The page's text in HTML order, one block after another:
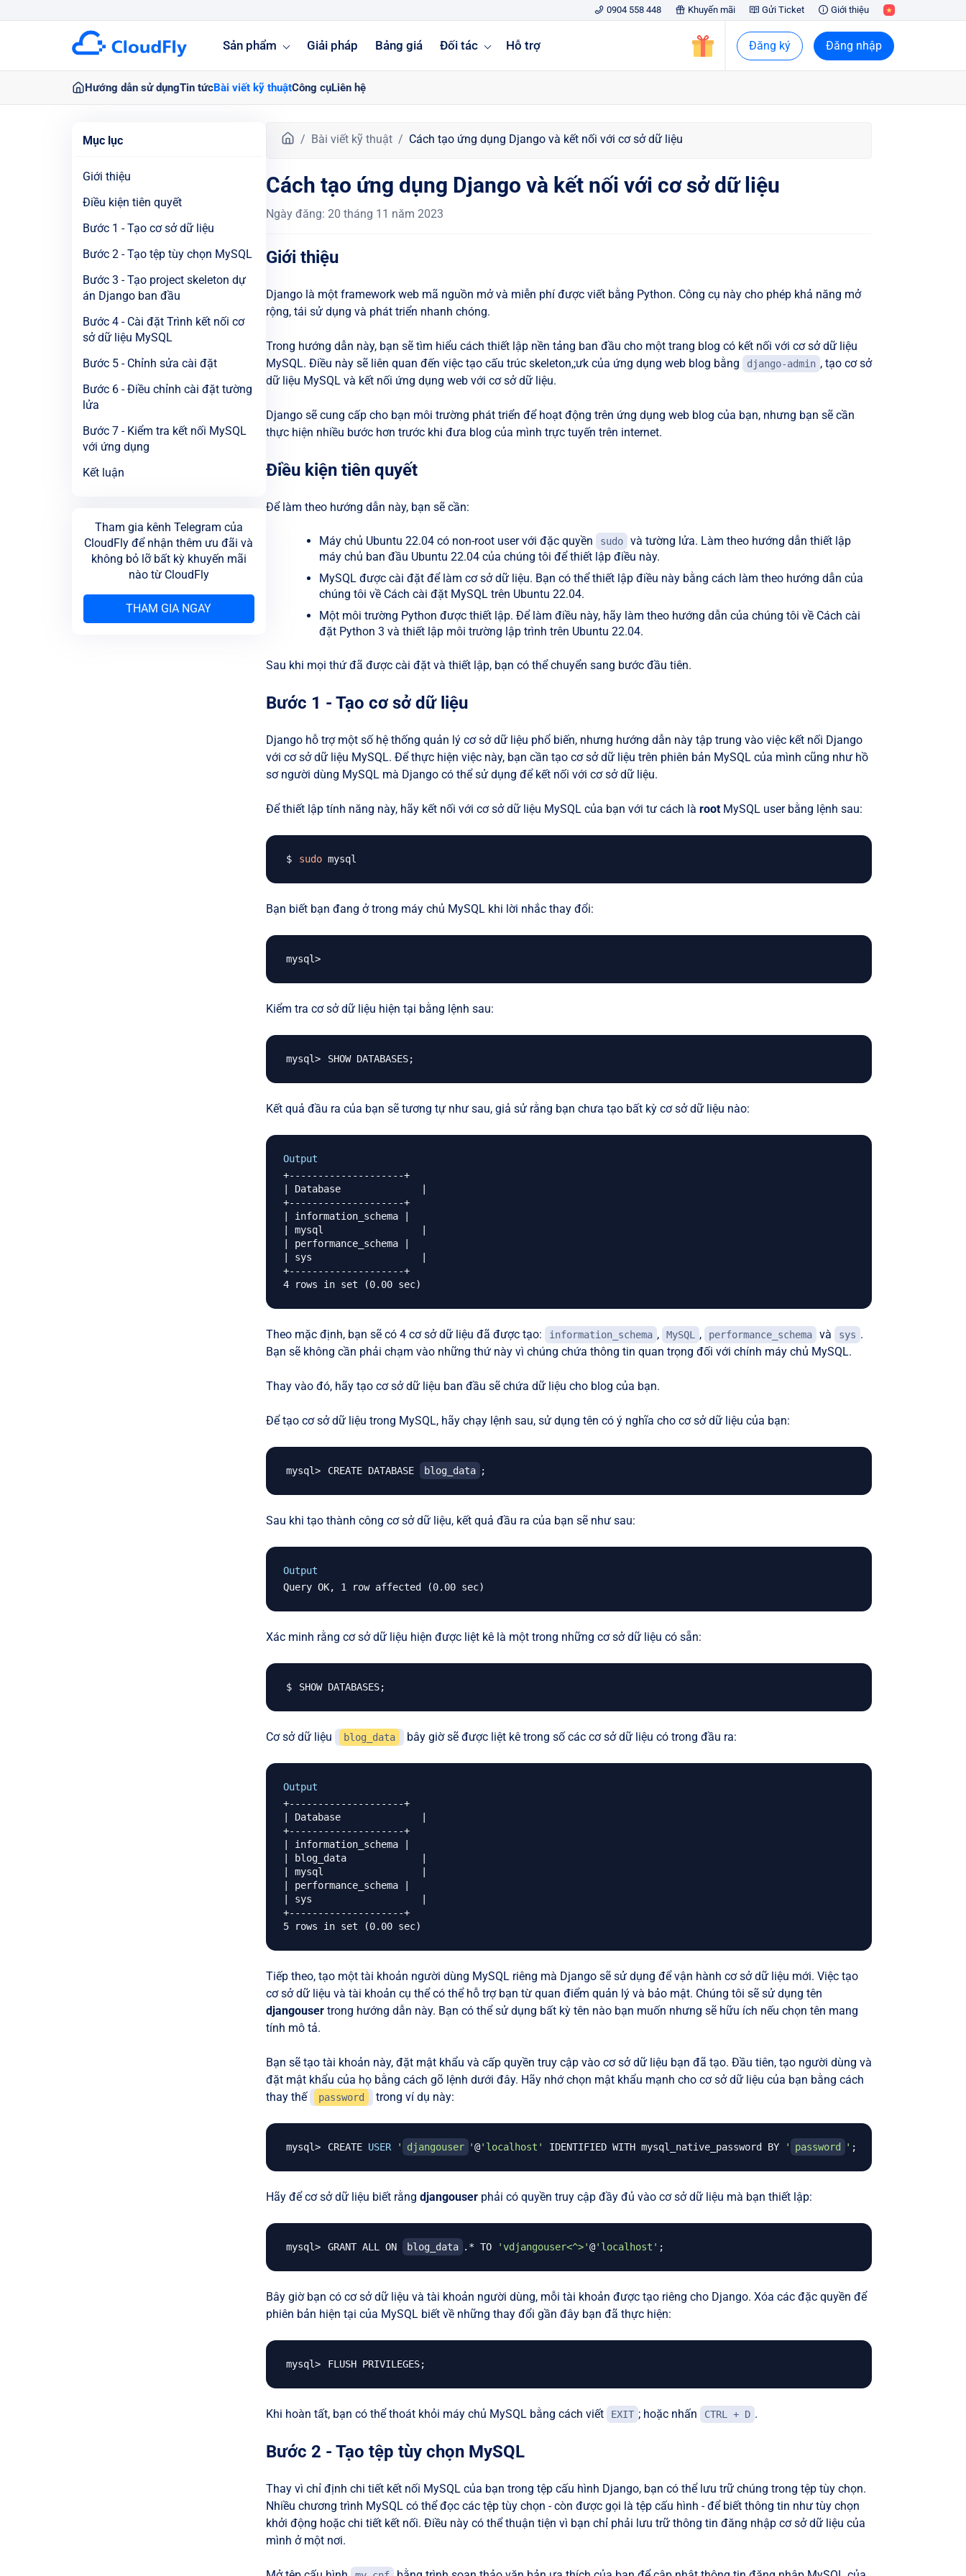
0904 558 448 Khuyến mãi Gửi Ticket Giới thiệu
Sản phẩm Giải pháp Bảng giá Đối tác Hỗ trợ Đăng ký Đăng nhập
Hướng dẫn sử dụngTin tứcBài viết kỹ thuậtCông cụLiên hệ
Mục lục
Giới thiệu
Điều kiện tiên quyết
Bước 1 - Tạo cơ sở dữ liệu
Bước 2 - Tạo tệp tùy chọn MySQL
Bước 3 - Tạo project skeleton dự
án Django ban đầu
Bước 4 - Cài đặt Trình kết nối cơ
sở dữ liệu MySQL
Bước 5 - Chỉnh sửa cài đặt
Bước 6 - Điều chỉnh cài đặt tường
lửa
Bước 7 - Kiểm tra kết nối MySQL
với ứng dụng
Kết luận
Tham gia kênh Telegram của
CloudFly để nhận thêm ưu đãi và
không bỏ lỡ bất kỳ khuyến mãi
nào từ CloudFly
THAM GIA NGAY
T
n
c
ủ
Bài viết kỹ thuật Cách tạo ứng dụng Django và kết nối với cơ sở dữ liệu
Cách tạo ứng dụng Django và kết nối với cơ sở dữ liệu
Ngày đăng: 20 tháng 11 năm 2023
Giới thiệu
Django là một framework web mã nguồn mở và miễn phí được viết bằng Python. Công cụ này cho phép khả năng mở
rộng, tái sử dụng và phát triển nhanh chóng.
Trong hướng dẫn này, bạn sẽ tìm hiểu cách thiết lập nền tảng ban đầu cho một trang blog có kết nối với cơ sở dữ liệu
MySQL. Điều này sẽ liên quan đến việc tạo cấu trúc skeleton,;ưk của ứng dụng web blog bằng
django-admin , tạo cơ sở
dữ liệu MySQL và kết nối ứng dụng web với cơ sở dữ liệu.
Django sẽ cung cấp cho bạn môi trường phát triển để hoạt động trên ứng dụng web blog của bạn, nhưng bạn sẽ cần
thực hiện nhiều bước hơn trước khi đưa blog của mình trực tuyến trên internet.
Điều kiện tiên quyết
Để làm theo hướng dẫn này, bạn sẽ cần:
Máy chủ Ubuntu 22.04 có non-root user với đặc quyền sudo
và tường lửa. Làm theo hướng dẫn thiết lập
máy chủ ban đầu Ubuntu 22.04 của chúng tôi để thiết lập điều này.
MySQL được cài đặt để làm cơ sở dữ liệu. Bạn có thể thiết lập điều này bằng cách làm theo hướng dẫn của
chúng tôi về Cách cài đặt MySQL trên Ubuntu 22.04.
Một môi trường Python được thiết lập. Để làm điều này, hãy làm theo hướng dẫn của chúng tôi về Cách cài
đặt Python 3 và thiết lập môi trường lập trình trên Ubuntu 22.04.
Sau khi mọi thứ đã được cài đặt và thiết lập, bạn có thể chuyển sang bước đầu tiên.
Bước 1 - Tạo cơ sở dữ liệu
Django hỗ trợ một số hệ thống quản lý cơ sở dữ liệu phổ biến, nhưng hướng dẫn này tập trung vào việc kết nối Django
với cơ sở dữ liệu MySQL. Để thực hiện việc này, bạn cần tạo cơ sở dữ liệu trên phiên bản MySQL của mình cũng như hồ
sơ người dùng MySQL mà Django có thể sử dụng để kết nối với cơ sở dữ liệu.
Để thiết lập tính năng này, hãy kết nối với cơ sở dữ liệu MySQL của bạn với tư cách là rootMySQL user bằng lệnh sau:
sudo
Bạn biết bạn đang ở trong máy chủ MySQL khi lời nhắc thay đổi:
Kiểm tra cơ sở dữ liệu hiện tại bằng lệnh sau:
SHOW DATABASES;
Kết quả đầu ra của bạn sẽ tương tự như sau, giả sử rằng bạn chưa tạo bất kỳ cơ sở dữ liệu nào:
Output
+--------------------+
| Database       	|
+--------------------+
| information_schema |
| mysql         	|
| performance_schema |
| sys            	|
+--------------------+
Theo mặc định, bạn sẽ có 4 cơ sở dữ liệu đã được tạo: information_schema , MySQL , performance_schema và sys .
Bạn sẽ không cần phải chạm vào những thứ này vì chúng chứa thông tin quan trọng đối với chính máy chủ MySQL.
Thay vào đó, hãy tạo cơ sở dữ liệu ban đầu sẽ chứa dữ liệu cho blog của bạn.
Để tạo cơ sở dữ liệu trong MySQL, hãy chạy lệnh sau, sử dụng tên có ý nghĩa cho cơ sở dữ liệu của bạn:
CREATE DATABASE blog_data ;
Sau khi tạo thành công cơ sở dữ liệu, kết quả đầu ra của bạn sẽ như sau:
Output
Xác minh rằng cơ sở dữ liệu hiện được liệt kê là một trong những cơ sở dữ liệu có sẵn:
SHOW DATABASES;
Cơ sở dữ liệu blog_data bây giờ sẽ được liệt kê trong số các cơ sở dữ liệu có trong đầu ra:
Output
+--------------------+
| Database       	|
+--------------------+
| information_schema |
| blog_data      	|
| mysql             	|
| performance_schema |
| sys            	|
+--------------------+
Tiếp theo, tạo một tài khoản người dùng MySQL riêng mà Django sẽ sử dụng để vận hành cơ sở dữ liệu mới. Việc tạo
cơ sở dữ liệu và tài khoản cụ thể có thể hỗ trợ bạn từ quan điểm quản lý và bảo mật. Chúng tôi sẽ sử dụng tên
djangousertrong hướng dẫn này. Bạn có thể sử dụng bất kỳ tên nào bạn muốn nhưng sẽ hữu ích nếu chọn tên mang
tính mô tả.
Bạn sẽ tạo tài khoản này, đặt mật khẩu và cấp quyền truy cập vào cơ sở dữ liệu bạn đã tạo. Đầu tiên, tạo người dùng và
đặt mật khẩu của họ bằng cách gõ lệnh dưới đây. Hãy nhớ chọn mật khẩu mạnh cho cơ sở dữ liệu của bạn bằng cách
thay thế
password trong ví dụ này:
CREATE USER ' djangouser '@'localhost' IDENTIFIED WITH mysql_native_password BY ' password ' ;
Hãy để cơ sở dữ liệu biết rằng djangouserphải có quyền truy cập đầy đủ vào cơ sở dữ liệu mà bạn thiết lập:
GRANT ALL ON blog_data .* TO 'vdjangouser<^>'@'localhost' ;
Bây giờ bạn có cơ sở dữ liệu và tài khoản người dùng, mỗi tài khoản được tạo riêng cho Django. Xóa các đặc quyền để
phiên bản hiện tại của MySQL biết về những thay đổi gần đây bạn đã thực hiện:
FLUSH PRIVILEGES;
Khi hoàn tất, bạn có thể thoát khỏi máy chủ MySQL bằng cách viết EXIT ; hoặc nhấn CTRL + D .
Bước 2 - Tạo tệp tùy chọn MySQL
Thay vì chỉ định chi tiết kết nối MySQL của bạn trong tệp cấu hình Django, bạn có thể lưu trữ chúng trong tệp tùy chọn.
Nhiều chương trình MySQL có thể đọc các tệp tùy chọn - còn được gọi là tệp cấu hình - để biết thông tin như tùy chọn
khởi động hoặc chi tiết kết nối. Điều này có thể thuận tiện vì bạn chỉ phải lưu trữ thông tin đăng nhập cơ sở dữ liệu của
mình ở một nơi.